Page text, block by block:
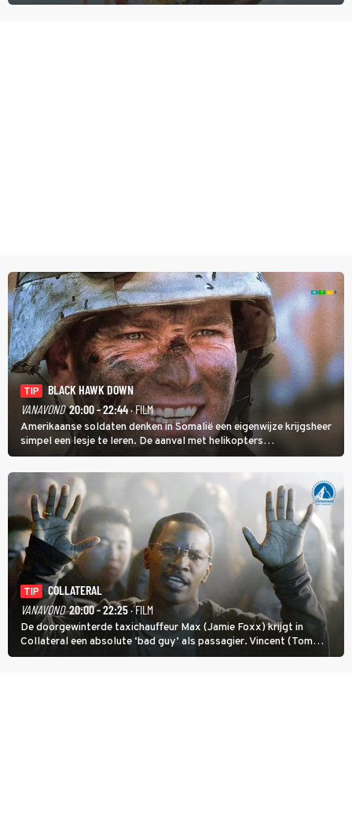
agenten.
TIP
BLACK HAWK DOWN
VANAVOND 20:00 - 22:44· FILM
Amerikaanse soldaten denken in Somalië een eigenwijze krijgsheer
simpel een lesje te leren. De aanval met helikopters
verloopt in Black Hawk down dramatisch.
TIP
COLLATERAL
VANAVOND 20:00 - 22:25· FILM
De doorgewinterde taxichauffeur Max (Jamie Foxx) krijgt in
Collateral een absolute ‘bad guy’ als passagier. Vincent (Tom
Cruise) heeft hem nodig om hem de stad door te loodsen om een